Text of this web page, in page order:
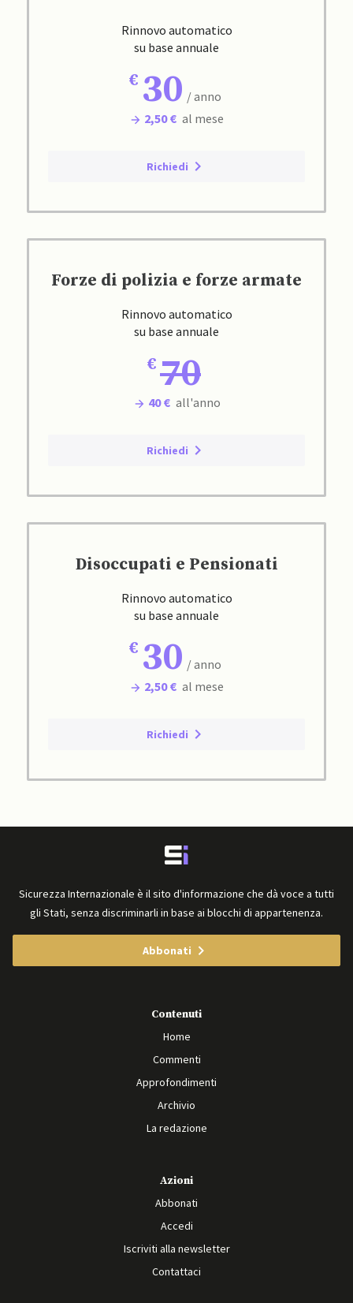
Rinnovo automatico
su base annuale
30 / anno
2,50 € al mese
Richiedi
Forze di polizia e forze armate
Rinnovo automatico
su base annuale
70
40 € all'anno
Richiedi
Disoccupati e Pensionati
Rinnovo automatico
su base annuale
30 / anno
2,50 € al mese
Richiedi
Sicurezza Internazionale è il sito d'informazione che dà voce a tutti
gli Stati, senza discriminarli in base ai blocchi di appartenenza.
Abbonati
Contenuti
Home
Commenti
Approfondimenti
Archivio
La redazione
Azioni
Abbonati
Accedi
Iscriviti alla newsletter
Contattaci